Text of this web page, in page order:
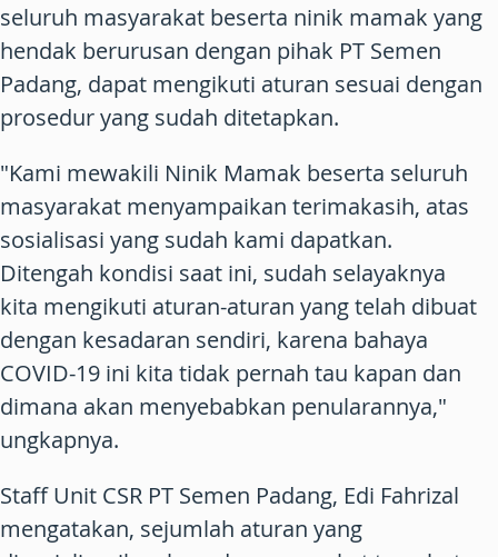
seluruh masyarakat beserta ninik mamak yang
hendak berurusan dengan pihak PT Semen
Padang, dapat mengikuti aturan sesuai dengan
prosedur yang sudah ditetapkan.
"Kami mewakili Ninik Mamak beserta seluruh
masyarakat menyampaikan terimakasih, atas
sosialisasi yang sudah kami dapatkan.
Ditengah kondisi saat ini, sudah selayaknya
kita mengikuti aturan-aturan yang telah dibuat
dengan kesadaran sendiri, karena bahaya
COVID-19 ini kita tidak pernah tau kapan dan
dimana akan menyebabkan penularannya,"
ungkapnya.
Staff Unit CSR PT Semen Padang, Edi Fahrizal
mengatakan, sejumlah aturan yang